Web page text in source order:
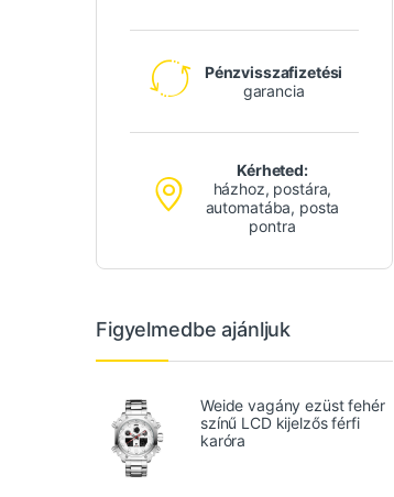
Pénzvisszafizetési
garancia
Kérheted:
házhoz, postára,
automatába, posta
pontra
Figyelmedbe ajánljuk
Weide vagány ezüst fehér
színű LCD kijelzős férfi
karóra